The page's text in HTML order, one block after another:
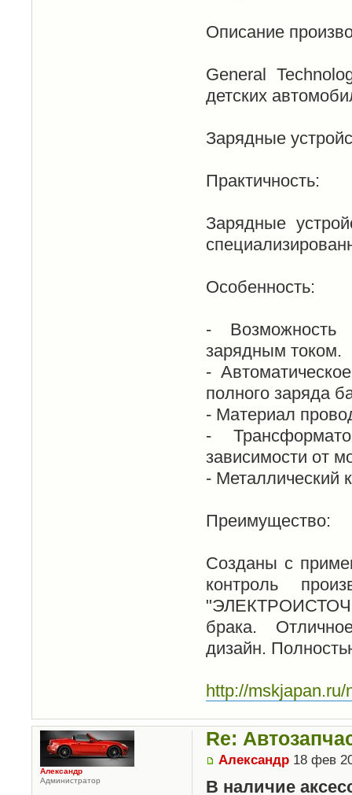
Описание
General
детских
Зарядные
Практичность:
Зарядные
Особенность:
- Возможность
зарядным током.
-
полного заряда
- Материал
-
зависимости от
- Металлический
Преимущество:
Созданы с
контроль
брака.
дизайн.
http://
Re:
Александр18 фев
В наличие
Александр
Администратор